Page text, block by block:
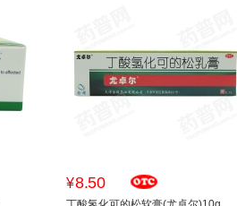
¥8.50